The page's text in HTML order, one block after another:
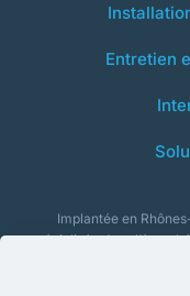
Entretien
Implantée en
spécialisée dans